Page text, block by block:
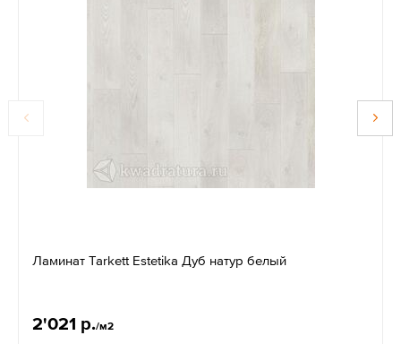
Ламинат Tarkett Estetika Дуб натур белый
2'021 р./м2